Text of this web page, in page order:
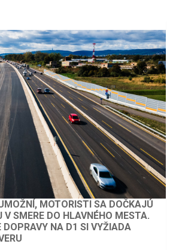
MOTORISTI SA DOČKAJÚ
SMERE DO HLAVNÉHO MESTA.
DOPRAVY NA D1 SI VYŽIADA